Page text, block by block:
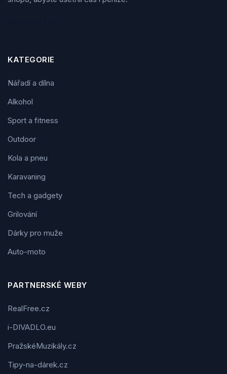
KATEGORIE
Nářadí a dílna
Alkohol
Sport a fitness
Outdoor
Kola a pneu
Karavaning
Tech a gadgety
Grilování
Dárky pro muže
Auto-moto
PARTNERSKÉ WEBY
RealFree.cz
i-DIVADLO.eu
PražskéMuzikály.cz
Tipy-na-dárek.cz